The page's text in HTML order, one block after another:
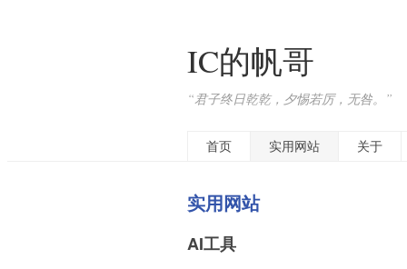
IC的帆哥
“君子终日乾乾，夕惕若厉，无咎。”
首页 实用网站 关于
实用网站
AI工具